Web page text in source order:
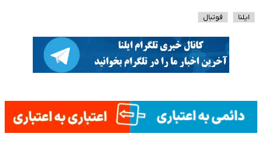
ایلنا فوتبال